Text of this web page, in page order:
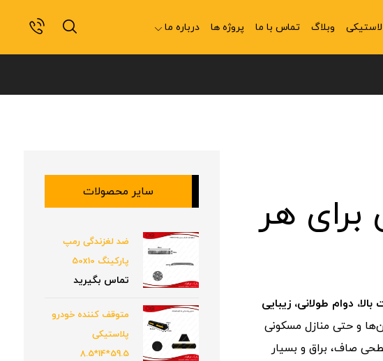
وبلاگ تماس با ما پروژه ها درباره ما
برای هر
دوام طولانی، زیبایی
و حتی منازل مسکونی
صاف، براق و بسیار
سایر محصولات
ضد لغزندگی رمپ
پارکینگ 50x10
تماس بگیرید
متوقف کننده خودرو
پلاستیکی
59.5*14*8.5